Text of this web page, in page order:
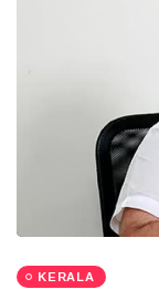
KERALA